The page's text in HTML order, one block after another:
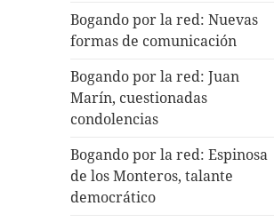
Bogando por la red: Nuevas
formas de comunicación
Bogando por la red: Juan
Marín, cuestionadas
condolencias
Bogando por la red: Espinosa
de los Monteros, talante
democrático